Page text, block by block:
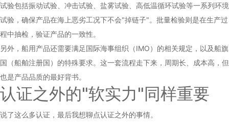
试验包括振动试验、冲击试验、盐雾试验、高低温循环试验等一系列环境
试验，确保产品在海上恶劣工况下不会"掉链子"。批量检验则是在生产过
程中抽检，验证产品的一致性。
另外，船用产品还需要满足国际海事组织（IMO）的相关规定，以及船旗
国（船舶注册国）的特殊要求。这一套流程走下来，周期长、成本高，但
也是产品品质的最好背书。
认证之外的"软实力"同样重要
说了这么多认证，最后我想聊点认证之外的事情。